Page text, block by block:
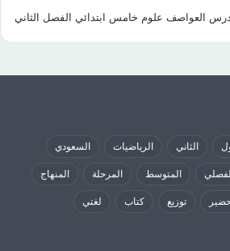
العواصف علوم خامس ابتدائي الفصل الثاني
الثاني الرياضيات السعودي
المتوسط المرحلة المنهاج
توزيع كتاب لغتي